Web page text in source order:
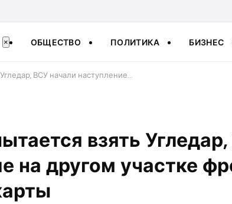
× ОБЩЕСТВО ПОЛИТИКА БИЗНЕС
ВСУ начали наступление…
взять
на другом участке